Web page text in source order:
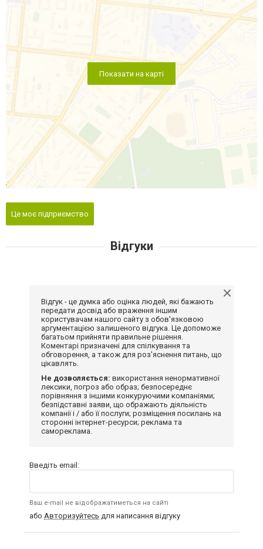
Показати на карті
Це моє підприємство
Відгуки
Відгук - це думка або оцінка людей, які бажають
передати досвід або враження іншим
користувачам нашого сайту з обов'язковою
аргументацією залишеного відгука. Це допоможе
багатьом прийняти правильне рішення.
Коментарі призначені для спілкування та
обговорення, а також для роз'яснення питань, що
цікавлять.
Не дозволяється: використання ненормативної
лексики, погроз або образ; безпосереднє
порівняння з іншими конкуруючими компаніями;
безпідставні заяви, що ображають діяльність
компанії і / або її послуги; розміщення посилань на
сторонні інтернет-ресурси; реклама та
самореклама.
Введіть email:
Ваш e-mail не відображатиметься на сайті
або Авторизуйтесь для написання відгуку